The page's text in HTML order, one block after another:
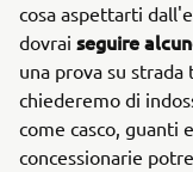
cosa aspettarti
dovrai seguire
una prova su
chiederemo di
come casco, guanti
concessionarie